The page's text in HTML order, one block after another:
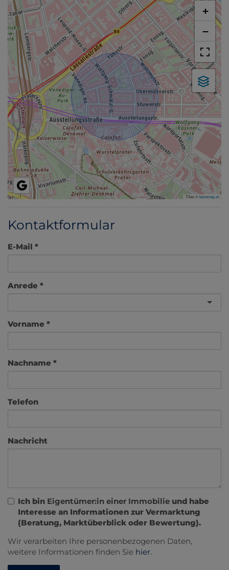
+
−
Tiles ©basemap.at
Kontaktformular
E-Mail
Anrede
Vorname
Nachname
Telefon
Nachricht
Ich bin Eigentümer:in einer Immobilie und habe
Interesse an Informationen zur Vermarktung
(Beratung, Marktüberblick oder Bewertung).
Wir verarbeiten Ihre personenbezogenen Daten,
weitere Informationen finden Sie hier.